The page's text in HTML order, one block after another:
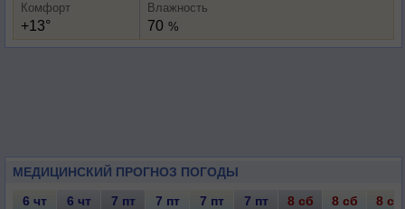
Комфорт
+13°
Влажность
70 %
МЕДИЦИНСКИЙ ПРОГНОЗ ПОГОДЫ
6 чт 6 чт 7 пт 7 пт 7 пт 7 пт 8 сб 8 сб 8 сб